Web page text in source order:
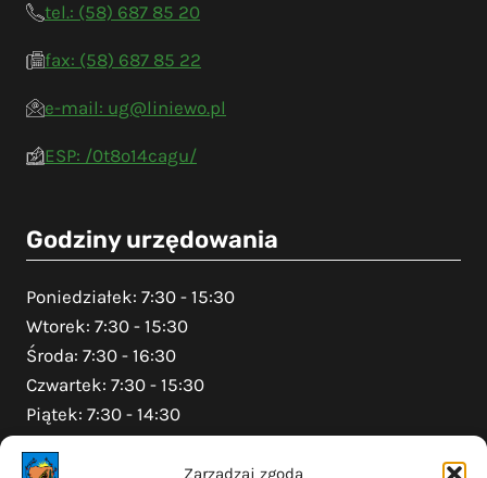
Zarządzaj zgodą
tel.: (58) 687 85 20
fax: (58) 687 85 22
e-mail: ug@liniewo.pl
ESP: /0t8o14cagu/
Godziny urzędowania
Poniedziałek: 7:30 - 15:30
Wtorek: 7:30 - 15:30
Środa: 7:30 - 16:30
Czwartek: 7:30 - 15:30
Piątek: 7:30 - 14:30